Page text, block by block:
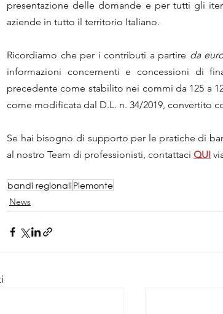
presentazione delle domande e per tutti gli
aziende in tutto il territorio Italiano.
Ricordiamo che per i contributi a partire da
informazioni concernenti e concessioni di
precedente come stabilito nei commi da 125 a
come modificata dal D.L. n. 34/2019, convertito
Se hai bisogno di supporto per le pratiche di
al nostro Team di professionisti, contattaci QUI
bandi regionali Piemonte
News